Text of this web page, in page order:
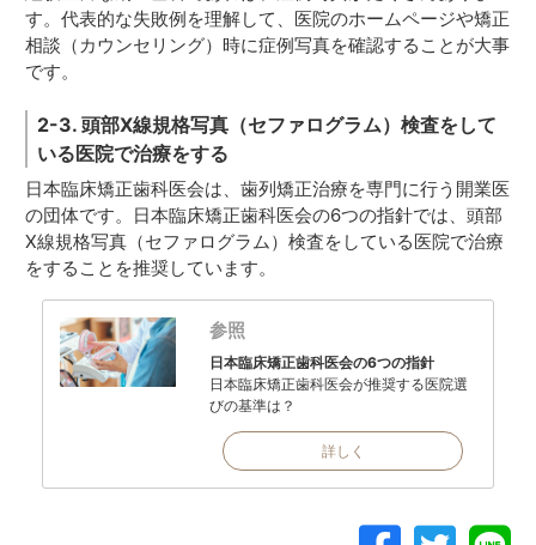
す。代表的な失敗例を理解して、医院のホームページや矯正
相談（カウンセリング）時に症例写真を確認することが大事
です。
2-3. 頭部X線規格写真（セファログラム）検査をして
いる医院で治療をする
日本臨床矯正歯科医会は、歯列矯正治療を専門に行う開業医
の団体です。日本臨床矯正歯科医会の6つの指針では、頭部
X線規格写真（セファログラム）検査をしている医院で治療
をすることを推奨しています。
参照
日本臨床矯正歯科医会の6つの指針
日本臨床矯正歯科医会が推奨する医院選
びの基準は？
詳しく